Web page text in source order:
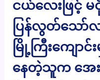
ငယ်လေးဖြင့်
ပြန်လွတ်သော်
မြို့ကြီးကျောင်
နေတဲ့သူက အေး